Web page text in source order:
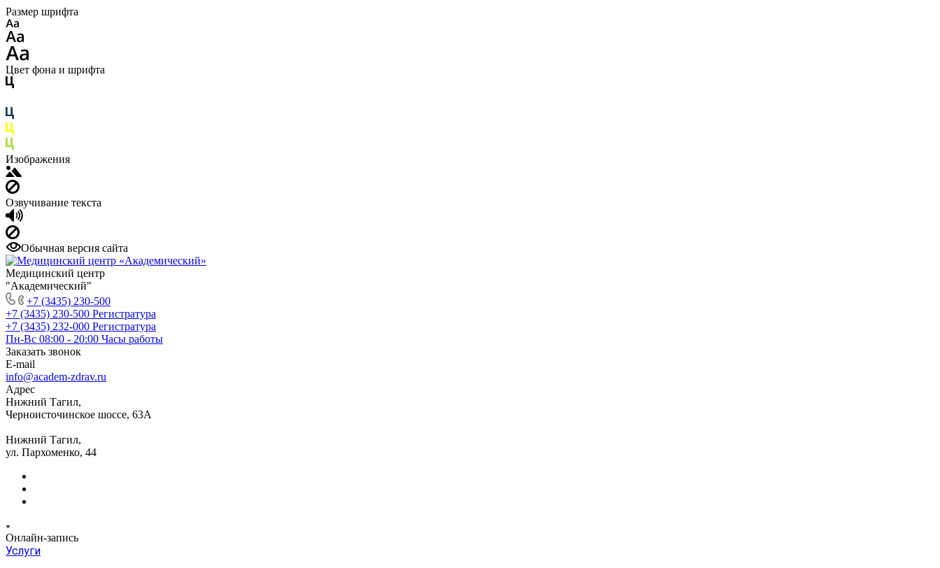
Размер шрифта
Цвет фона и шрифта
Изображения
Озвучивание текста
Обычная версия сайта
Медицинский центр
"Академический"
+7 (3435) 230-500
+7 (3435) 230-500 Регистратура
+7 (3435) 232-000 Регистратура
Пн-Вс 08:00 - 20:00 Часы работы
Заказать звонок
E-mail
info@academ-zdrav.ru
Адрес
Нижний Тагил,
Черноисточинское шоссе, 63А
Нижний Тагил,
ул. Пархоменко, 44
Онлайн-запись
Услуги